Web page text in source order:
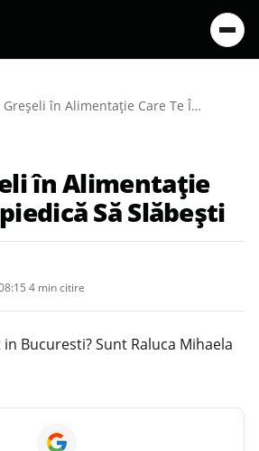
Top 5 Greșeli în Alimentație Care Te Împiedică Să Slăbești
în Alimentație
Să Slăbești
4 min citire